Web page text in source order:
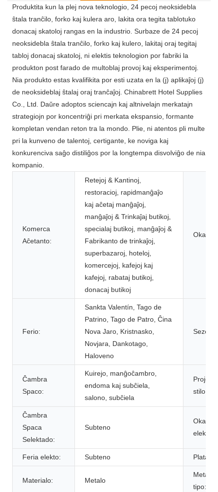
Produktita kun la plej nova teknologio, 24 pecoj neoksidebla
ŝtala tranĉilo, forko kaj kulera aro, lakita ora tegita tablotuko
donacaj skatoloj rangas en la industrio. Surbaze de 24 pecoj
neoksidebla ŝtala tranĉilo, forko kaj kulero, lakitaj oraj tegitaj
tabloj donacaj skatoloj, ni elektis teknologion por fabriki la
produkton post farado de multoblaj provoj kaj eksperimentoj.
Nia produkto estas kvalifikita por esti uzata en la (j) aplikaĵoj (j)
de neoksideblaj ŝtalaj oraj tranĉaĵoj. Chinabrett Hotel Supplies
Co., Ltd. Daŭre adoptos sciencajn kaj altnivelajn merkatajn
strategiojn por koncentriĝi pri merkata ekspansio, formante
kompletan vendan reton tra la mondo. Plie, ni atentos pli multe
pri la kunveno de talentoj, certigante, ke noviga kaj
konkurenciva saĝo distiliĝos por la longtempa disvolviĝo de nia
kompanio.
Komerca
Aĉetanto:
Retejoj & Kantinoj,
restoracioj, rapidmanĝaĵo
kaj aĉetaj manĝaĵoj,
manĝaĵoj & Trinkaĵaj butikoj,
specialaj butikoj, manĝaĵoj &
Fabrikanto de trinkaĵoj,
superbazaroj, hoteloj,
komercejoj, kafejoj kaj
kafejoj, rabataj butikoj,
donacaj butikoj
Okazo:
Ferio:
Sankta Valentín, Tago de
Patrino, Tago de Patro, Ĉina
Nova Jaro, Kristnasko,
Novjara, Dankotago,
Haloveno
Sezono:
Ĉambra
Spaco:
Kuirejo, manĝoĉambro,
endoma kaj subĉiela,
salono, subĉiela
Projekta
stilo:
Ĉambra
Spaca
Selektado:
Subteno
Okaza
elekto:
Feria elekto: Subteno Plata
Materialo: Metalo
Metala
tipo: